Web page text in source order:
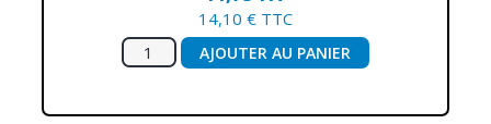
14,10 € TTC
AJOUTER AU PANIER